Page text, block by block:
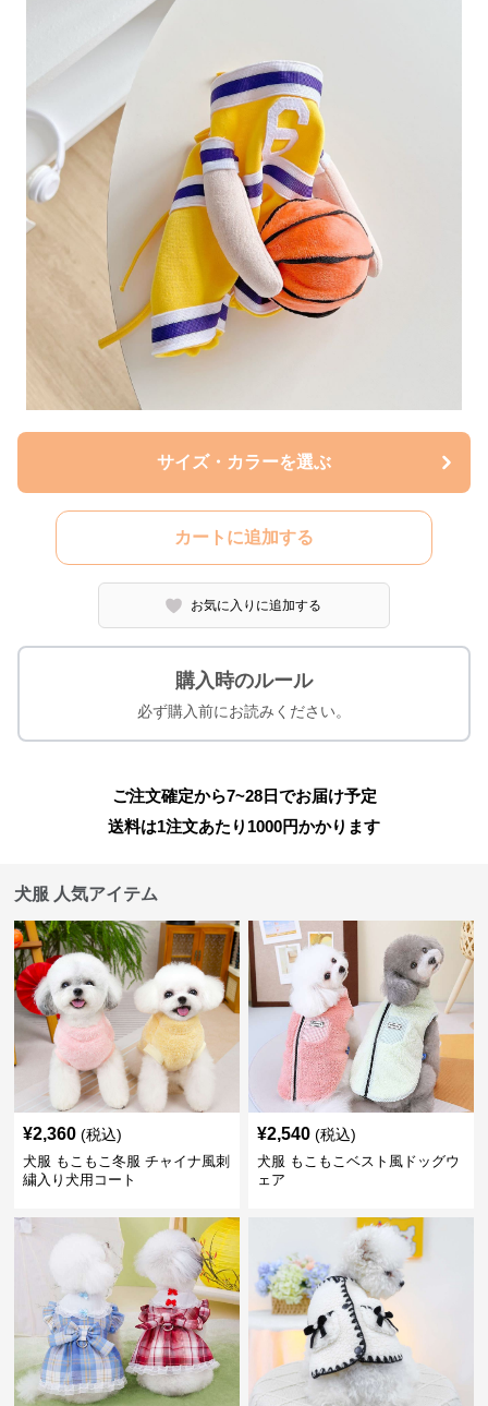
サイズ・カラーを選ぶ
カートに追加する
お気に入りに追加する
購入時のルール
必ず購入前にお読みください。
ご注文確定から7~28日でお届け予定
送料は1注文あたり 1000円かかります
犬服 人気アイテム
¥2,360 (税込)
犬服 もこもこ冬服 チャイナ風刺
繍入り犬用コート
¥2,540 (税込)
犬服 もこもこベスト風ドッグウ
ェア